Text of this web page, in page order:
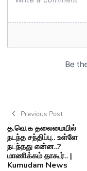
Previous Post
த.வெ.க தலைமையில்
நடந்த சந்திப்பு.. உள்ளே
நடந்தது என்ன..?
மாணிக்கம் தாகூர்.. |
Kumudam News